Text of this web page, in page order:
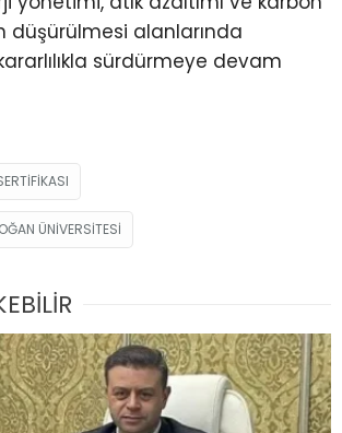
düşürülmesi alanlarında
sürdürmeye devam
ÜNIVERSITESI